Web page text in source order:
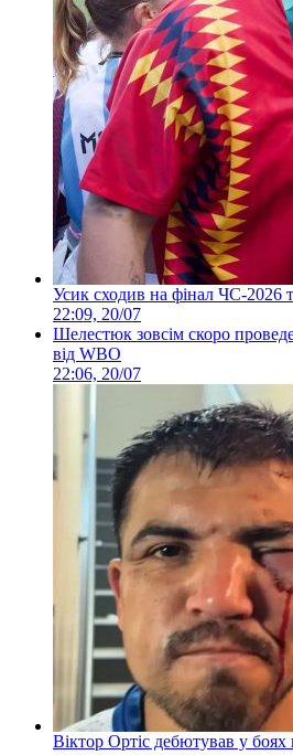
Усик сходив на фінал ЧС-2026
22:09, 20/07
Шелестюк зовсім скоро
від WBO
22:06, 20/07
Віктор Ортіс дебютував у боях